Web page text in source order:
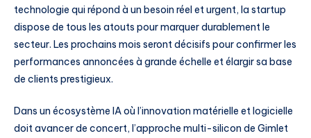
technologie qui répond à un besoin réel et urgent, la startup
dispose de tous les atouts pour marquer durablement le
secteur. Les prochains mois seront décisifs pour confirmer les
performances annoncées à grande échelle et élargir sa base
de clients prestigieux.
Dans un écosystème IA où l’innovation matérielle et logicielle
doit avancer de concert, l’approche multi-silicon de Gimlet